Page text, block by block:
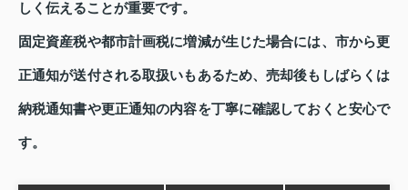
しく伝えることが重要です。
固定資産税や都市計画税に増減が生じた場合には、市から更
正通知が送付される取扱いもあるため、売却後もしばらくは
納税通知書や更正通知の内容を丁寧に確認しておくと安心で
す。